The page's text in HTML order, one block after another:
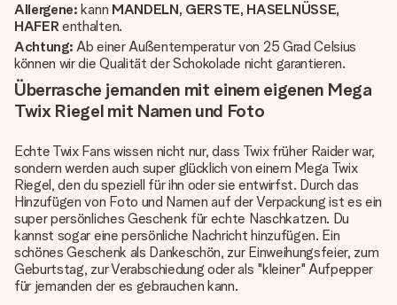
Allergene:kann MANDELN, GERSTE, HASELNÜSSE,
HAFERenthalten.
Achtung: Ab einer Außentemperatur von 25 Grad Celsius
können wir die Qualität der Schokolade nicht garantieren.
Überrasche jemanden mit einem eigenen Mega
Twix Riegel mit Namen und Foto
Echte Twix Fans wissen nicht nur, dass Twix früher Raider war,
sondern werden auch super glücklich von einem Mega Twix
Riegel, den du speziell für ihn oder sie entwirfst. Durch das
Hinzufügen von Foto und Namen auf der Verpackung ist es ein
super persönliches Geschenk für echte Naschkatzen. Du
kannst sogar eine persönliche Nachricht hinzufügen. Ein
schönes Geschenk als Dankeschön, zur Einweihungsfeier, zum
Geburtstag, zur Verabschiedung oder als "kleiner" Aufpepper
für jemanden der es gebrauchen kann.